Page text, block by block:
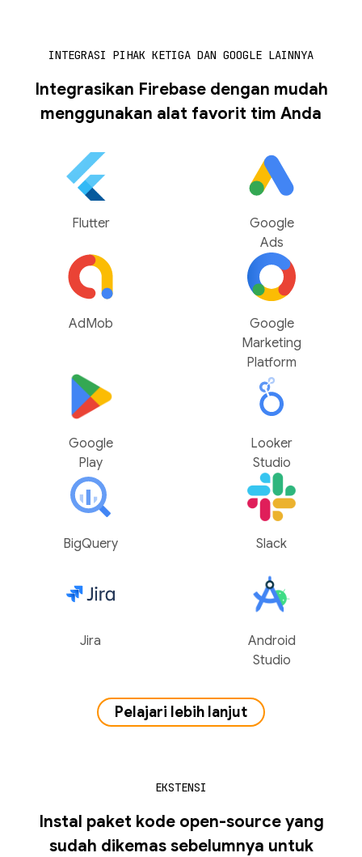
INTEGRASI PIHAK KETIGA DAN GOOGLE LAINNYA
Integrasikan Firebase dengan mudah
menggunakan alat favorit tim Anda
Flutter
Google
Ads
AdMob
Google
Marketing
Platform
Google
Play
Looker
Studio
BigQuery Slack
Jira
Android
Studio
Pelajari lebih lanjut
EKSTENSI
Instal paket kode open-source yang
sudah dikemas sebelumnya untuk